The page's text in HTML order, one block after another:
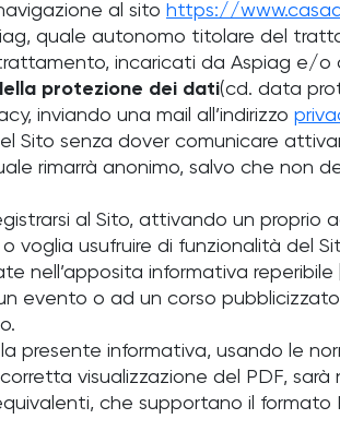
al sito https://
quale autonomo titolare del
incaricati da Aspiag e/o
protezione dei dati(cd. data
inviando una mail all’indirizzo
Sito senza dover comunicare
rimarrà anonimo, salvo che
al Sito, attivando un
voglia usufruire di funzionalità
nell’apposita informativa reperibile [
evento o ad un corso
presente informativa, usando le
corretta visualizzazione del PDF,
che supportano il formato